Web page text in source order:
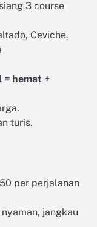
3 course
Ceviche,
= hemat +
turis.
per perjalanan
jangkau